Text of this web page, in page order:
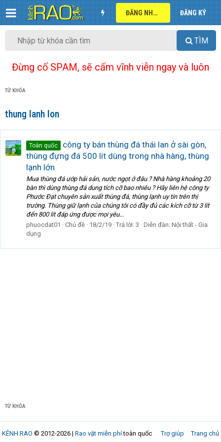
ĐĂNG NHẬP ĐĂNG KÝ
TÌM
Đừng cố SPAM, sẽ cấm vĩnh viễn ngay và luôn
TỪ KHÓA
thung lanh lon
Toàn quốc
công ty bán thùng đá thái lan ở sài gòn,
thùng đựng đá 500 lít dùng trong nhà hàng, thùng
lạnh lớn
Mua thùng đá ướp hải sản, nước ngọt ở đâu ? Nhà hàng khoảng 20
bàn thì dùng thùng đá dung tích cỡ bao nhiêu ? Hãy liên hệ công ty
Phước Đạt chuyên sản xuất thùng đá, thùng lạnh uy tín trên thị
trường. Thùng giữ lạnh của chúng tôi có đầy đủ các kích cỡ từ 3 lít
đến 800 lít đáp ứng được mọi yêu...
phuocdat01
Chủ đề 18/2/19 Trả lời: 3 Diễn đàn: Nội thất - Gia
dụng
TỪ KHÓA
Trợ giúp Trang chủ
KÊNH RAO © 2012-2026 | Rao vặt miễn phítoàn quốc